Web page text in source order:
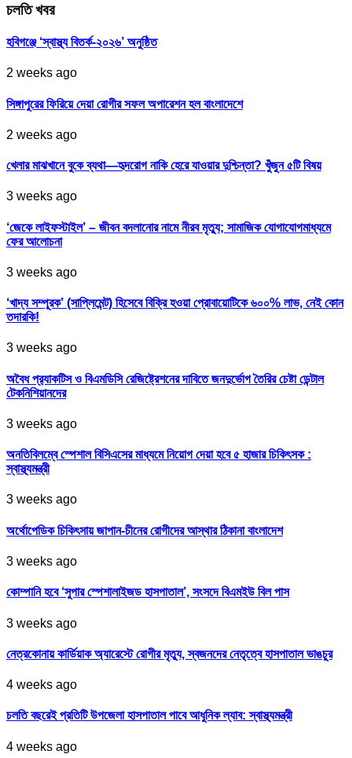
চলতি খবর
হবিগঞ্জে ‘স্বাস্থ্য বিতর্ক-২০২৬’ অনুষ্ঠিত
2 weeks ago
সিঙ্গাপুরের ফিরিয়ে দেয়া রোগীর সফল অপারেশন হল বাংলাদেশে
2 weeks ago
খেলার মাঝখানে বুকে ব্যথা—হৃদরোগ নাকি হেরে যাওয়ার দুশ্চিন্তা? খুঁজুন ৫টি বিষয়
3 weeks ago
‘জেকে লাইফস্টাইল’ – জীবন বদলানোর নামে নীরব মৃত্যু; সামাজিক যোগাযোগমাধ্যমে
ফের আলোচনা
3 weeks ago
‘খাদ্য সম্পূরক’ (সাপ্লিমেন্ট) হিসেবে বিক্রি হওয়া প্রোবায়োটিকে ৬০০% লাভ, নেই কোন
তদারকি!
3 weeks ago
অবৈধ প্র‍্যাকটিস ও বিএমডিসি রেজিষ্ট্রেশনের দাবিতে জনদুর্ভোগ তৈরির চেষ্টা ডেন্টাল
টেকনিশিয়ানদের
3 weeks ago
অনতিবিলম্বে স্পেশাল বিসিএসের মাধ্যমে নিয়োগ দেয়া হবে ৫ হাজার চিকিৎসক :
স্বাস্থ্যমন্ত্রী
3 weeks ago
অর্থোপেডিক চিকিৎসায় জাপান-চীনের রোগীদের আস্থার ঠিকানা বাংলাদেশ
3 weeks ago
কোম্পানি হবে ‘সুপার স্পেশালাইজড হাসপাতাল’, সংসদে বিএমইউ বিল পাস
3 weeks ago
নেত্রকোনায় কার্ডিয়াক অ্যারেস্টে রোগীর মৃত্যু, স্বজনদের নেতৃত্বে হাসপাতাল ভাঙচুর
4 weeks ago
চলতি বছরেই প্রতিটি উপজেলা হাসপাতাল পাবে আধুনিক ল্যাব: স্বাস্থ্যমন্ত্রী
4 weeks ago